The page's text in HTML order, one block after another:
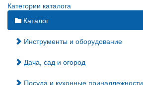
Категории каталога
Каталог
Инструменты и оборудование
Дача, сад и огород
Посуда и кухонные принадлежности